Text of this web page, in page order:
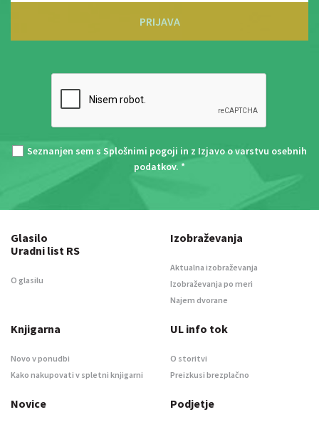
PRIJAVA
Seznanjen sem s Splošnimi pogoji in z Izjavo o varstvu osebnih
podatkov. *
Glasilo
Uradni list RS
O glasilu
Izobraževanja
Aktualna izobraževanja
Izobraževanja po meri
Najem dvorane
Knjigarna
Novo v ponudbi
Kako nakupovati v spletni knjigarni
UL info tok
O storitvi
Preizkusi brezplačno
Novice Podjetje